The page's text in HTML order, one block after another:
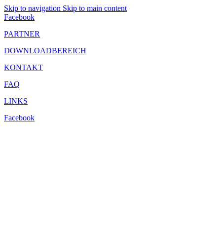
Skip to navigation Skip to main content
Facebook
PARTNER
DOWNLOADBEREICH
KONTAKT
FAQ
LINKS
Facebook